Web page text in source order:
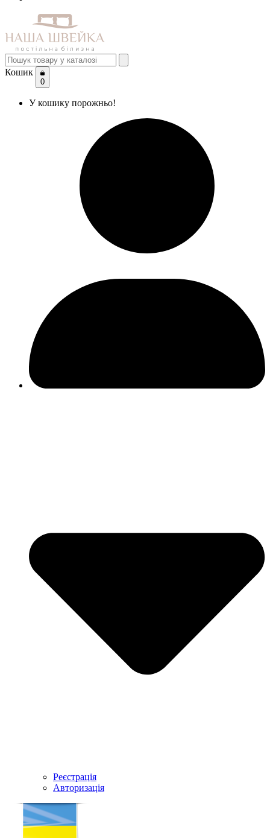
Кошик
0
У кошику порожньо!
Реєстрація
Авторизація